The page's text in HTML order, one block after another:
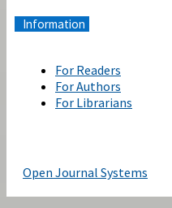
Information
For Readers
For Authors
For Librarians
Open Journal Systems